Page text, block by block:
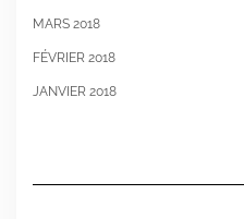
MARS 2018
FÉVRIER 2018
JANVIER 2018